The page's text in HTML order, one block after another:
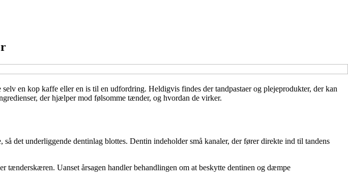
en kop kaffe eller en is til en udfordring. Heldigvis findes der tandpastaer og plejeprodukter, der kan
der hjælper mod følsomme tænder, og hvordan de virker.
det underliggende dentinlag blottes. Dentin indeholder små kanaler, der fører direkte ind til tandens
Uanset årsagen handler behandlingen om at beskytte dentinen og dæmpe